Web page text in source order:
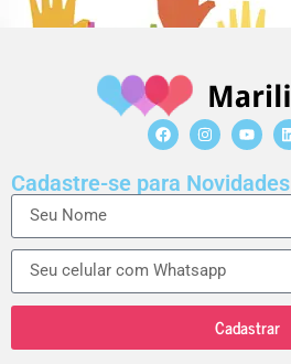
Cadastre-se para Novidades
Cadastrar